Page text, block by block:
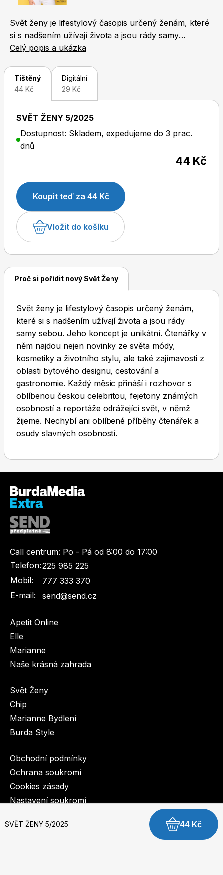
Chip
Burda Best of Plus
Burda Best of
Burda Kids
Toprecepty.cz
SVĚT ŽENY 5/2025 44 Kč
Svět ženy je lifestylový časopis určený ženám, které
si s nadšením užívají života a jsou rády samy
sebou. Jeho koncept je unikátní. Čtenářky v něm
životního stylu, ale také zajímavosti z oblasti
bytového designu, cestování a gastronomie. Každý
měsíc přináší i rozhovor s oblíbenou českou
celebritou, fejetony známých osobností a reportáže
odrážející svět, v němž žijeme. Nechybí ani oblíbené
příběhy čtenářek a osudy slavných osobností.
Celý popis a ukázka
Tištěný
44 Kč
Digitální
29 Kč
SVĚT ŽENY 5/2025
Dostupnost: Skladem, expedujeme do 3 prac.
dnů
44 Kč
Koupit teď za 44 Kč
Vložit do košíku
Proč si pořídit nový Svět Ženy
Svět ženy je lifestylový časopis určený ženám,
které si s nadšením užívají života a jsou rády
samy sebou. Jeho koncept je unikátní. Čtenářky v
něm najdou nejen novinky ze světa módy,
kosmetiky a životního stylu, ale také zajímavosti z
oblasti bytového designu, cestování a
gastronomie. Každý měsíc přináší i rozhovor s
oblíbenou českou celebritou, fejetony známých
osobností a reportáže odrážející svět, v němž
žijeme. Nechybí ani oblíbené příběhy čtenářek a
osudy slavných osobností.
Call centrum: Po - Pá od 8:00 do 17:00
Telefon:225 985 225
Mobil:
777 333 370
E-mail:
send@send.cz
Apetit Online
Elle
Marianne
Naše krásná zahrada
Svět Ženy
Chip
Marianne Bydlení
Burda Style
Obchodní podmínky
Ochrana soukromí
Cookies zásady
Nastavení soukromí
© 2003-2026 BurdaMedia Extra s.r.o.